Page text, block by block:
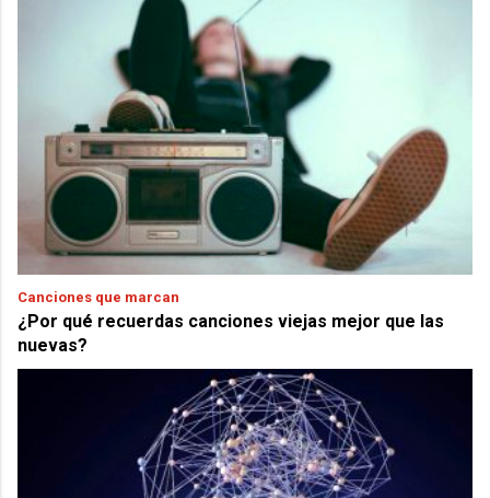
Canciones que marcan
¿Por qué recuerdas canciones viejas mejor que las
nuevas?